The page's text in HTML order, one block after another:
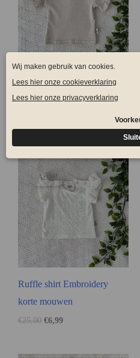
Special Ruffle Pointelle
Naturel
Actie!
Ruffle shirt Embroidery
korte mouwen
€25,00 €6,99